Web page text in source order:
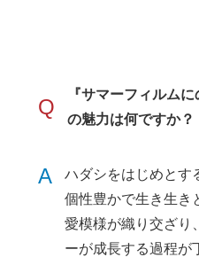
Q
『サマーフィルム
の魅力は何ですか？
A
ハダシをはじめとす
個性豊かで生き生き
愛模様が織り交ざり
ーが成長する過程が